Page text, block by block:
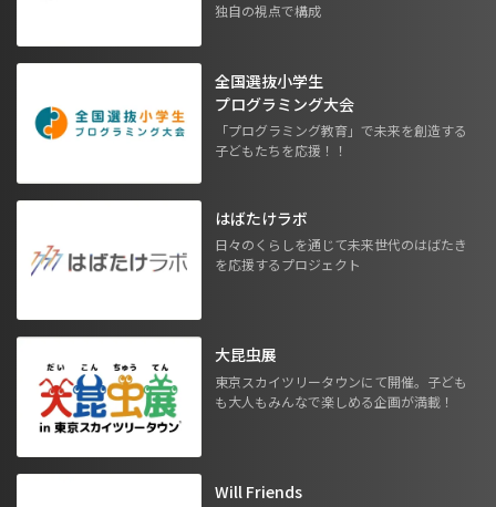
独自の視点で構成
全国選抜小学生
プログラミング大会
「プログラミング教育」で未来を創造する
子どもたちを応援！！
はばたけラボ
日々のくらしを通じて未来世代のはばたき
を応援するプロジェクト
大昆虫展
東京スカイツリータウンにて開催。子ども
も大人もみんなで楽しめる企画が満載！
Will Friends